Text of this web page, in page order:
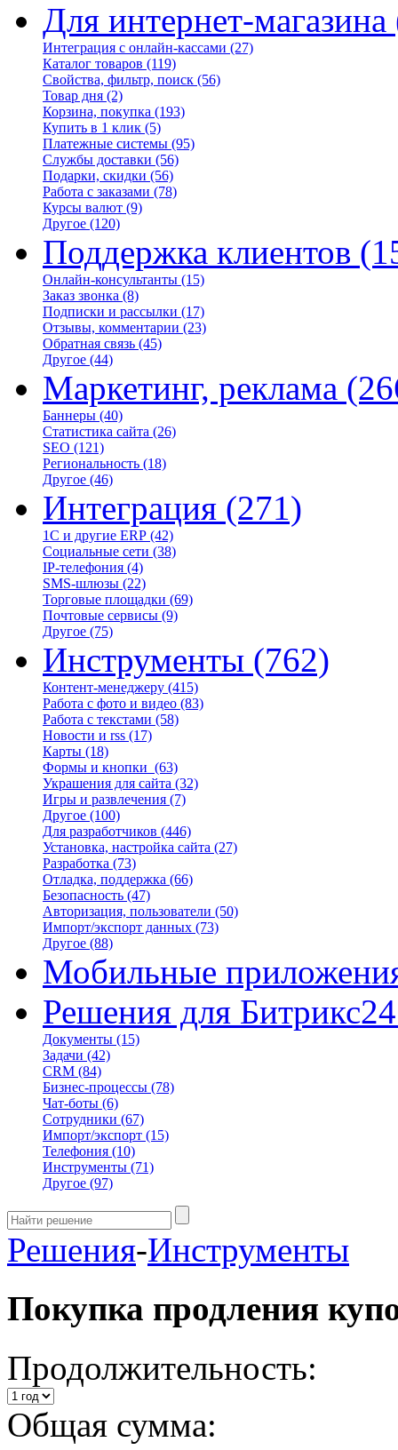
Для интернет-магазина
Интеграция с онлайн-кассами (27)
Каталог товаров (119)
Свойства, фильтр, поиск (56)
Товар дня (2)
Корзина, покупка (193)
Купить в 1 клик (5)
Платежные системы (95)
Службы доставки (56)
Подарки, скидки (56)
Работа с заказами (78)
Курсы валют (9)
Другое (120)
Поддержка клиентов
Онлайн-консультанты (15)
Заказ звонка (8)
Подписки и рассылки (17)
Отзывы, комментарии (23)
Обратная связь (45)
Другое (44)
Маркетинг, реклама
Баннеры (40)
Статистика сайта (26)
SEO (121)
Региональность (18)
Другое (46)
Интеграция (271)
1С и другие ERP (42)
Социальные сети (38)
IP-телефония (4)
SMS-шлюзы (22)
Торговые площадки (69)
Почтовые сервисы (9)
Другое (75)
Инструменты (762)
Контент-менеджеру (415)
Работа с фото и видео (83)
Работа с текстами (58)
Новости и rss (17)
Карты (18)
Формы и кнопки (63)
Украшения для сайта (32)
Игры и развлечения (7)
Другое (100)
Для разработчиков (446)
Установка, настройка сайта (27)
Разработка (73)
Отладка, поддержка (66)
Безопасность (47)
Авторизация, пользователи (50)
Импорт/экспорт данных (73)
Другое (88)
Мобильные
Решения для Битрикс24
Документы (15)
Задачи (42)
CRM (84)
Бизнес-процессы (78)
Чат-боты (6)
Сотрудники (67)
Импорт/экспорт (15)
Телефония (10)
Инструменты (71)
Другое (97)
Решения-Инструменты
Покупка продления
Продолжительность:
Общая сумма: